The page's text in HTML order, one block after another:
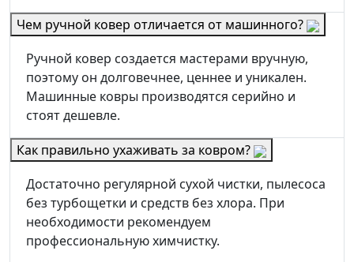
Чем ручной ковер отличается от машинного?
Ручной ковер создается мастерами вручную,
поэтому он долговечнее, ценнее и уникален.
Машинные ковры производятся серийно и
стоят дешевле.
Как правильно ухаживать за ковром?
Достаточно регулярной сухой чистки, пылесоса
без турбощетки и средств без хлора. При
необходимости рекомендуем
профессиональную химчистку.